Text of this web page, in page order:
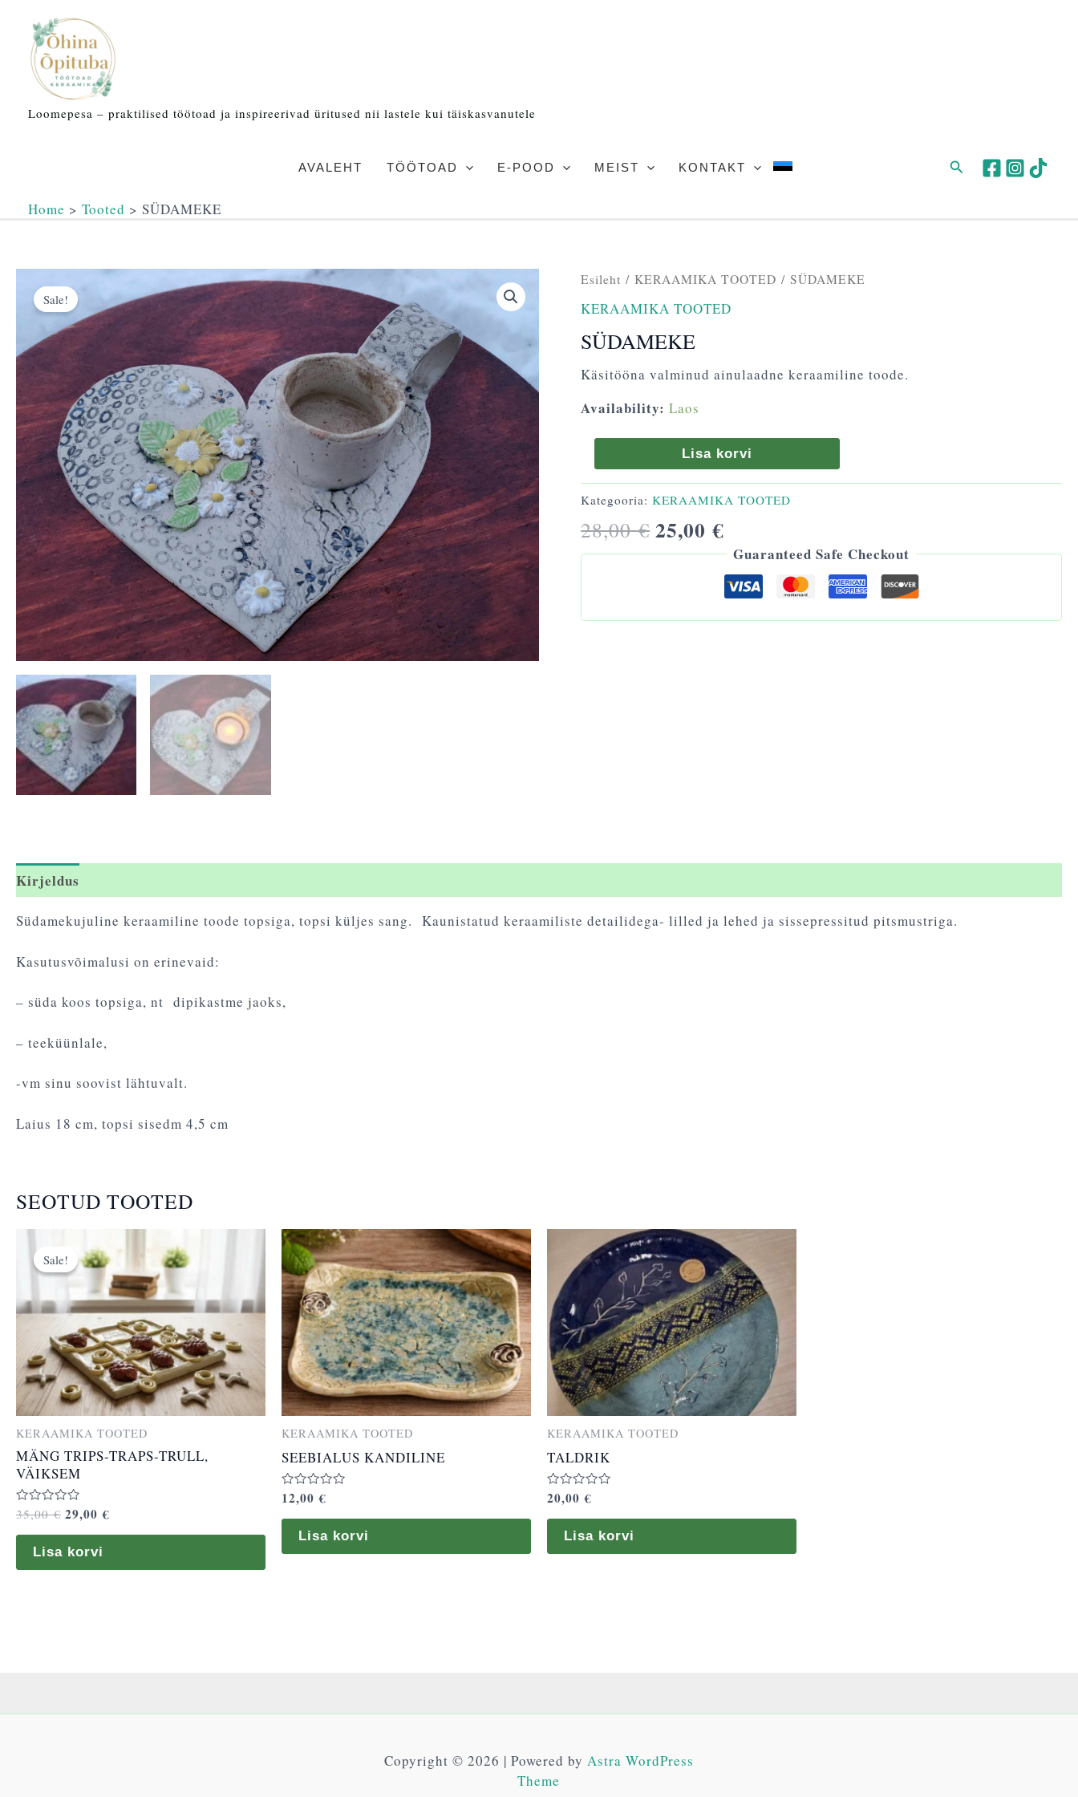
content
Loomepesa – praktilised töötoad ja inspireerivad üritused nii lastele kui täiskasvanutele
AVALEHT TÖÖTOAD E-POOD MEIST KONTAKT Search
Home Tooted SÜDAMEKE
Sale!
Esileht / KERAAMIKA TOOTED / SÜDAMEKE
KERAAMIKA TOOTED
SÜDAMEKE
Käsitööna valminud ainulaadne keraamiline toode.
Availability: Laos
SÜDAMEKE
Lisa korvi
Kategooria:KERAAMIKA TOOTED
28,00€
Algne
hind
oli:
28,00 €.
25,00€
Praegune
hind
on:
Guaranteed Safe Checkout
Kirjeldus
Südamekujuline keraamiline toode topsiga, topsi küljes sang. Kaunistatud keraamiliste detailidega- lilled ja lehed ja sissepressitud pitsmustriga.
Kasutusvõimalusi on erinevaid:
– süda koos topsiga, nt dipikastme jaoks,
– teeküünlale,
-vm sinu soovist lähtuvalt.
Laius 18 cm, topsi sisedm 4,5 cm
SEOTUD TOOTED
Sale!
Sale!
KERAAMIKA TOOTED
MÄNG TRIPS-TRAPS-TRULL,
VÄIKSEM
Hinnanguga
/
35,00€
hind
oli:
35,00 €.
29,00€
Praegune
hind
on:
29,00 €.
Lisa korvi
KERAAMIKA TOOTED
SEEBIALUS KANDILINE
Hinnanguga
/
12,00€
Lisa korvi
KERAAMIKA TOOTED
TALDRIK
Hinnanguga
/
20,00€
Lisa korvi
Copyright © 2026 | Powered by Astra WordPress
Theme